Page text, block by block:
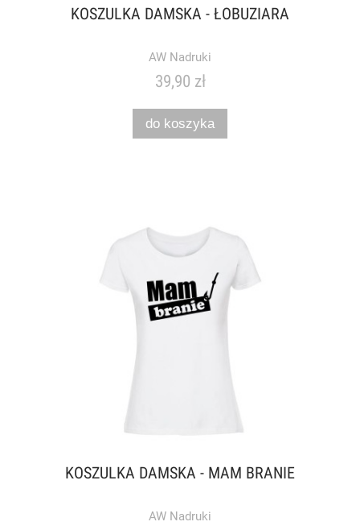
KOSZULKA DAMSKA - ŁOBUZIARA
AW Nadruki
39,90 zł
do koszyka
KOSZULKA DAMSKA - MAM BRANIE
AW Nadruki